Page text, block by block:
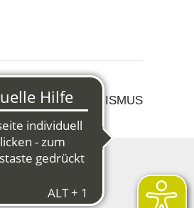
KULTUR & TOURISMUS